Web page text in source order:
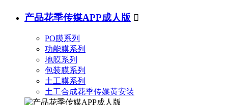
产品花季传媒APP成人版 
PO膜系列
功能膜系列
地膜系列
包装膜系列
土工膜系列
土工合成花季传媒黄安装